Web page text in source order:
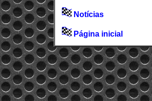
Notícias
Página inicial